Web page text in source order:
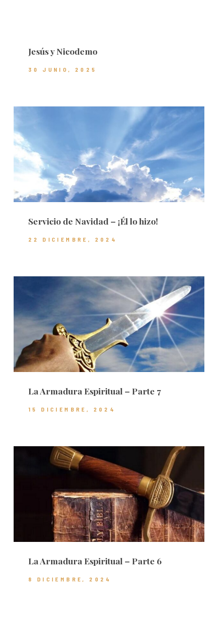
Jesús y Nicodemo
30 JUNIO, 2025
Servicio de Navidad – ¡Él lo hizo!
22 DICIEMBRE, 2024
La Armadura Espiritual – Parte 7
15 DICIEMBRE, 2024
La Armadura Espiritual – Parte 6
8 DICIEMBRE, 2024